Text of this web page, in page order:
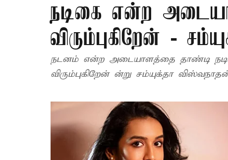
நடிகை என்ற
விரும்புகிறேன் -
நடனம் என்ற அடையாளத்தை தாண்டி
விரும்புகிறேன் ன்று சம்யுக்தா